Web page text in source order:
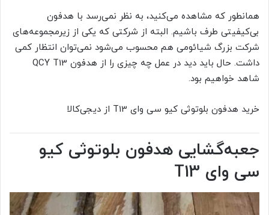
همانطور که مشاهده می‌کنید، به نظر نمی‌رسد با هدفون
بی‌کیفیتی طرف باشیم. البته از شرکتی که یکی از زیرمجموعه‌های
شرکت بزرگ شیائومی هم محسوب می‌شود نمی‌توان انتظار کمی
داشت. حال باید دید در عمل چه چیزی را از هدفون QCY T13
شاهد خواهیم بود.
خرید هدفون بلوتوثی کیو سی وای T13 از دیجی‌کالا
جعبه‌گشایی هدفون بلوتوثی کیو
سی وای T13